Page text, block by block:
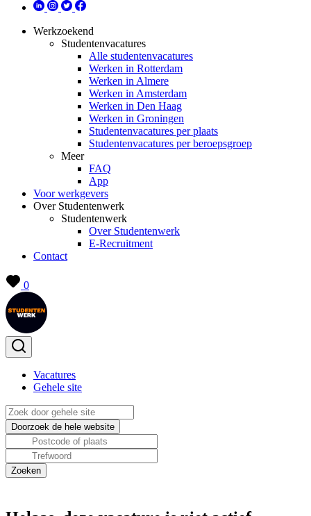
Werkzoekend
Studentenvacatures
Alle studentenvacatures
Werken in Rotterdam
Werken in Almere
Werken in Amsterdam
Werken in Den Haag
Werken in Groningen
Studentenvacatures per plaats
Studentenvacatures per beroepsgroep
Meer
FAQ
App
Voor werkgevers
Over Studentenwerk
Studentenwerk
Over Studentenwerk
E-Recruitment
Contact
0
Vacatures
Gehele site